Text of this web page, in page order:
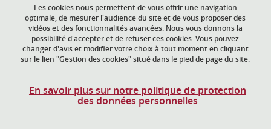
Gestion des cookies
Accessibilité : non conforme
Les cookies nous permettent de vous offrir une navigation
optimale, de mesurer l'audience du site et de vous proposer des
vidéos et des fonctionnalités avancées. Nous vous donnons la
possibilité d'accepter et de refuser ces cookies. Vous pouvez
changer d'avis et modifier votre choix à tout moment en cliquant
sur le lien "Gestion des cookies" situé dans le pied de page du site.
En savoir plus sur notre politique de protection
des données personnelles